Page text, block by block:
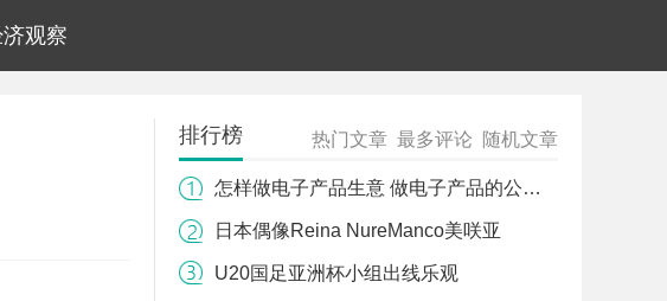
观察
排行榜 热门文章 最多评论 随机文章
怎样做电子产品生意 做电子产品的公司有哪些
日本偶像Reina NureManco美咲亚
U20国足亚洲杯小组出线乐观